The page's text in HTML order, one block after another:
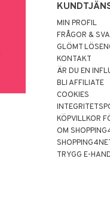
MIN PROFIL
FRÅGOR &
GLÖMT
KONTAKT
ÄR DU EN
BLI AFFILIATE
COOKIES
KÖPVILLKOR
OM
TRYGG E-